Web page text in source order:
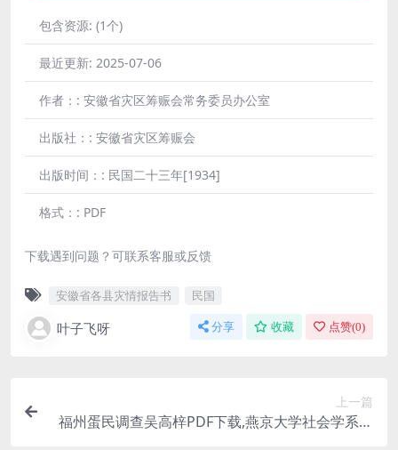
包含资源: (1个)
最近更新: 2025-07-06
作者：: 安徽省灾区筹赈会常务委员办公室
出版社：: 安徽省灾区筹赈会
出版时间：: 民国二十三年[1934]
格式：: PDF
下载遇到问题？可联系客服或反馈
安徽省各县灾情报告书 民国
叶子飞呀 分享 收藏 点赞(0)
上一篇
福州蛋民调查吴高梓PDF下载,燕京大学社会学系丛